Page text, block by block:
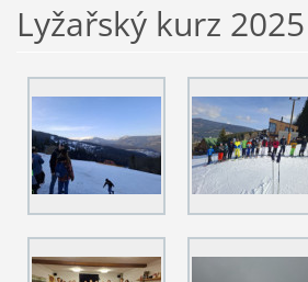
Lyžařský kurz 2025